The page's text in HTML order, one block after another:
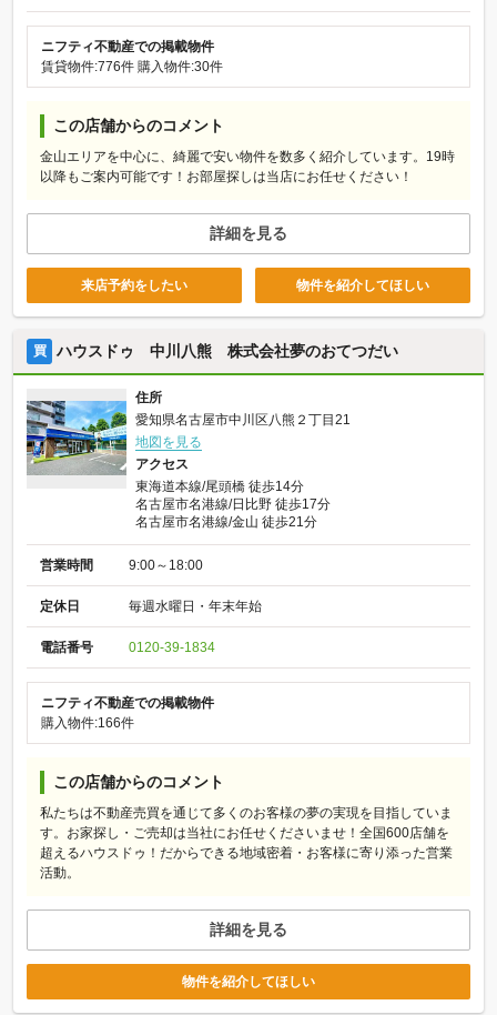
ニフティ不動産での掲載物件
賃貸物件:776件 購入物件:30件
この店舗からのコメント
金山エリアを中心に、綺麗で安い物件を数多く紹介しています。19時
以降もご案内可能です！お部屋探しは当店にお任せください！
詳細を見る
来店予約をしたい 物件を紹介してほしい
買 ハウスドゥ 中川八熊 株式会社夢のおてつだい
住所
愛知県名古屋市中川区八熊２丁目21
地図を見る
アクセス
東海道本線/尾頭橋 徒歩14分
名古屋市名港線/日比野 徒歩17分
名古屋市名港線/金山 徒歩21分
営業時間 9:00～18:00
定休日 毎週水曜日・年末年始
電話番号 0120-39-1834
ニフティ不動産での掲載物件
購入物件:166件
この店舗からのコメント
私たちは不動産売買を通じて多くのお客様の夢の実現を目指していま
す。お家探し・ご売却は当社にお任せくださいませ！全国600店舗を
超えるハウスドゥ！だからできる地域密着・お客様に寄り添った営業
活動。
詳細を見る
物件を紹介してほしい